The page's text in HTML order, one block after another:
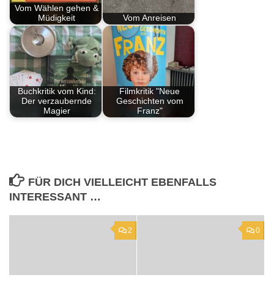
Vom Wählen gehen &
Müdigkeit
Vom Anreisen
Buchkritik vom Kind:
Der verzaubernde
Magier
Filmkritik "Neue
Geschichten vom
Franz"
FÜR DICH VIELLEICHT EBENFALLS
INTERESSANT …
2 0